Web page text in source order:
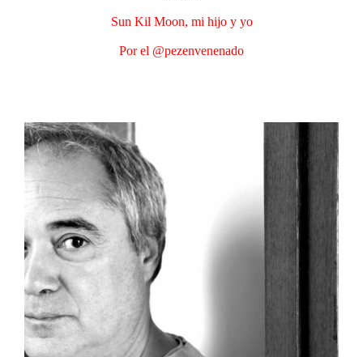
Sun Kil Moon, mi hijo y yo​
Por el @pezenvenenado​